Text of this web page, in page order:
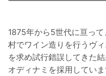
1875年から5世代に亘っ
村でワイン造りを行うヴ
を求め試行錯誤してきた
オディナミを採用してい